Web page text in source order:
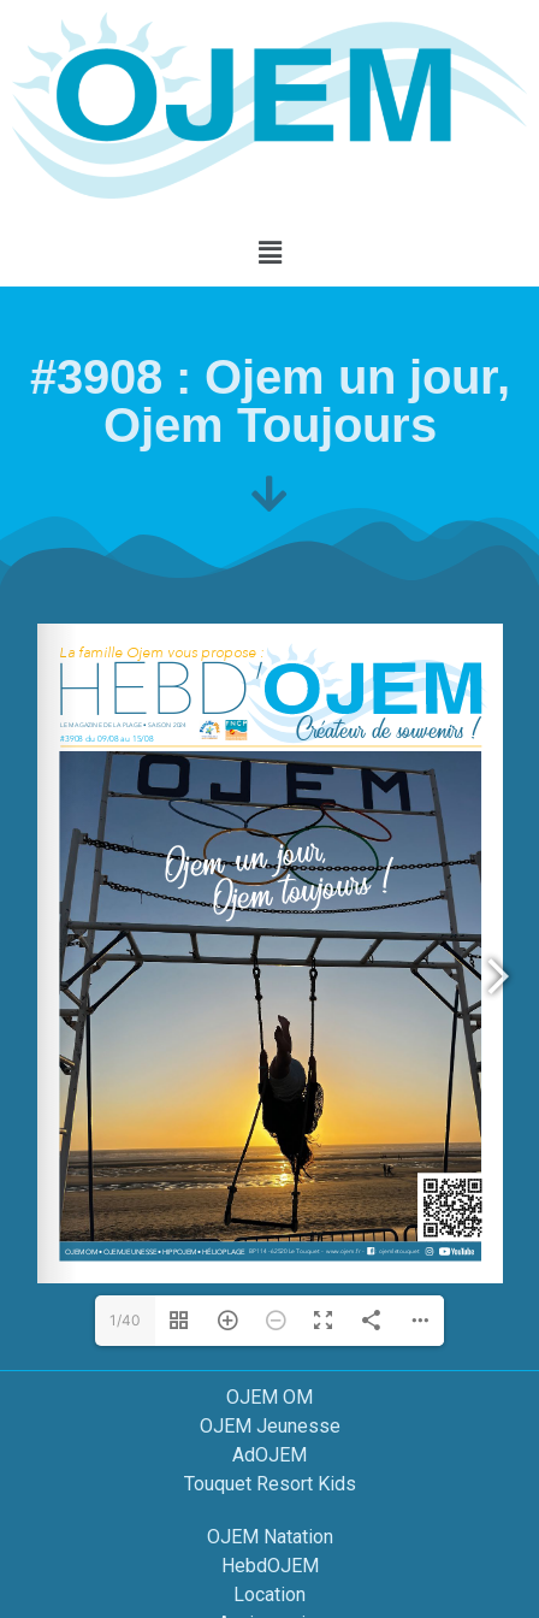
#3908 : Ojem un jour,
Ojem Toujours
1/40
OJEM OM
OJEM Jeunesse
AdOJEM
Touquet Resort Kids
OJEM Natation
HebdOJEM
Location